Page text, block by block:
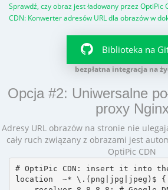
Sprawdź, czy obraz jest ładowany przez OptiPic
CDN: Konwerter adresów URL dla obrazów w
Biblioteka na
bezpłatna integracja na
Opcja #2: Uniwersalne
proxy Nginx
Adresy URL obrazów na stronie nie
cały ruch związany z obrazami jest
OptiPic CDN
# OptiPic CDN: insert it into
location  ~* \.(png|jpg|jpeg)$ {